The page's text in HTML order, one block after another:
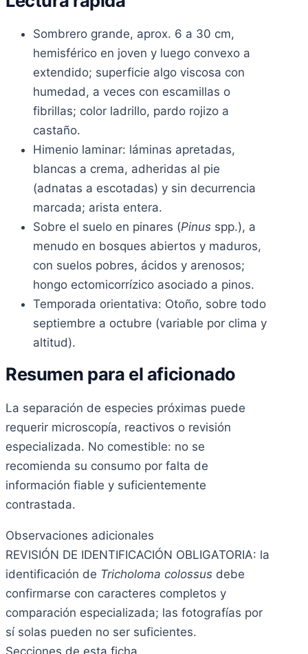
Sombrero grande, aprox. 6 a 30 cm,
hemisférico en joven y luego convexo a
extendido; superficie algo viscosa con
humedad, a veces con escamillas o
fibrillas; color ladrillo, pardo rojizo a
castaño.
Himenio laminar: láminas apretadas,
blancas a crema, adheridas al pie
(adnatas a escotadas) y sin decurrencia
marcada; arista entera.
Sobre el suelo en pinares (Pinus spp.), a
menudo en bosques abiertos y maduros,
con suelos pobres, ácidos y arenosos;
hongo ectomicorrízico asociado a pinos.
Temporada orientativa: Otoño, sobre todo
septiembre a octubre (variable por clima y
altitud).
Resumen para el aficionado
La separación de especies próximas puede
requerir microscopía, reactivos o revisión
especializada. No comestible: no se
recomienda su consumo por falta de
información fiable y suficientemente
contrastada.
Observaciones adicionales
REVISIÓN DE IDENTIFICACIÓN OBLIGATORIA: la
identificación de Tricholoma colossus debe
confirmarse con caracteres completos y
comparación especializada; las fotografías por
sí solas pueden no ser suficientes.
Secciones de esta ficha